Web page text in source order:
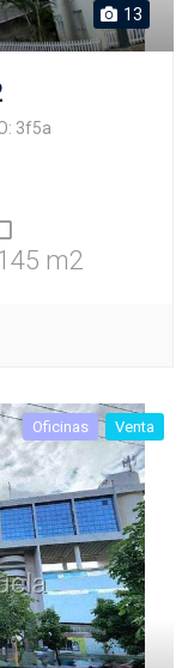
13
3f5a
m2
Oficinas Venta